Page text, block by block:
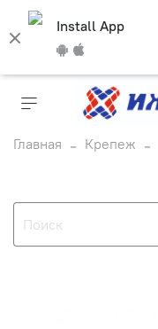
Install App
Главная Крепеж